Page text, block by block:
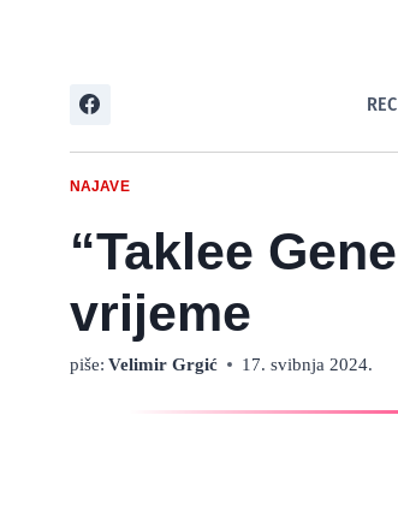
NAJAVE
“Taklee
vrijeme
piše: Velimir Grgić 17. svibnja 2024.